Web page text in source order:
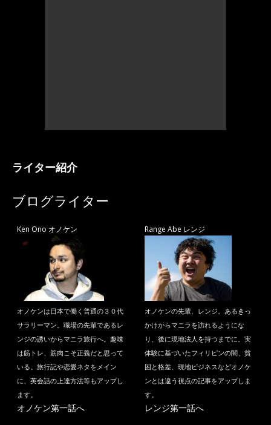
ライター紹介
ブログライター
Ken Ono オノケン
オノケンは日本で働く普通の３０代
サラリーマン。職場の先輩であるレ
ンジの誘いからマニラ旅行へ。趣味
は筋トレ、筋肉こそ正義だと思って
いる。旅行記や恋愛ネタをメイン
に、英会話の上達方法等もアップし
ます。
オノケン第一話へ
Range Abe レンジ
オノケンの先輩、レンジ。あるきっ
かけからマニラを訪れるようにな
り、後に現地法人を持つまでに。実
体験に基づいたフィリピンの闇、貧
困と格差、現地ビジネスなどオノケ
ンとは違う視点の記事をアップしま
す。
レンジ第一話へ